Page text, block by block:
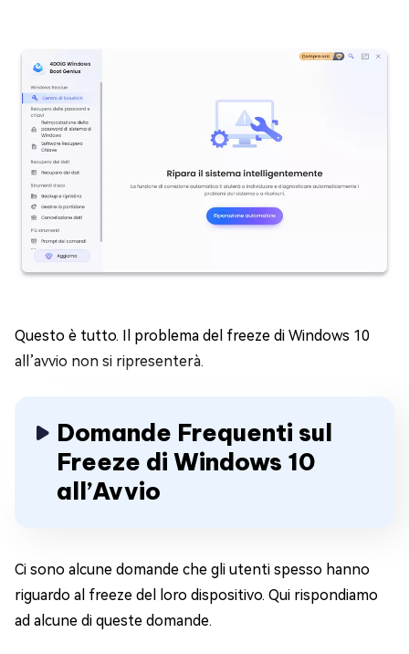
Questo è tutto. Il problema del freeze di Windows 10
all’avvio non si ripresenterà.
Domande Frequenti sul
Freeze di Windows 10
all’Avvio
Ci sono alcune domande che gli utenti spesso hanno
riguardo al freeze del loro dispositivo. Qui rispondiamo
ad alcune di queste domande.